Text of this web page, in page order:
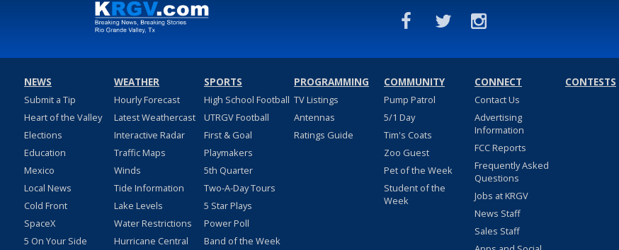
NEWS
Submit a Tip
Heart of the Valley
Elections
Education
Mexico
Local News
Cold Front
SpaceX
5 On Your Side
WEATHER
Hourly Forecast
Latest Weathercast
Interactive Radar
Traffic Maps
Winds
Tide Information
Lake Levels
Water Restrictions
Hurricane Central
SPORTS
High School Football
UTRGV Football
First & Goal
Playmakers
5th Quarter
Two-A-Day Tours
5 Star Plays
Power Poll
Band of the Week
PROGRAMMING
TV Listings
Antennas
Ratings Guide
COMMUNITY
Pump Patrol
5/1 Day
Tim's Coats
Zoo Guest
Pet of the Week
Student of the
Week
CONNECT
Contact Us
Advertising
Information
FCC Reports
Frequently Asked
Questions
Jobs at KRGV
News Staff
Sales Staff
CONTESTS